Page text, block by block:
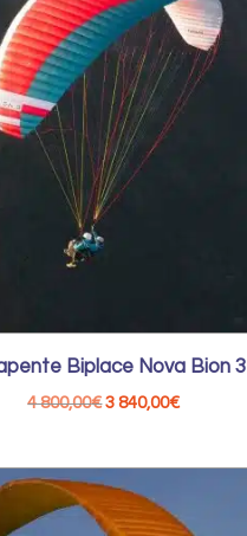
Biplace Nova Bion 3
4 800,00€Le
initial
était :
4
3 840,00€Le
actuel
3